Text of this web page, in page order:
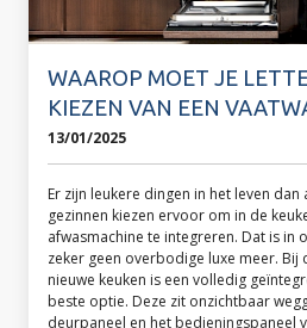
WAAROP MOET JE
KIEZEN VAN EEN
13/01/2025
Er zijn leukere dingen in het leven dan
gezinnen kiezen ervoor om in de
afwasmachine te integreren. Dat is in
zeker geen overbodige luxe meer. Bij
nieuwe keuken is een volledig
beste optie. Deze zit onzichtbaar
deurpaneel en het bedieningspaneel